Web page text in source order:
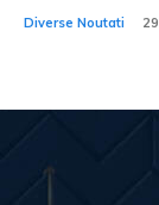
Diverse Noutati